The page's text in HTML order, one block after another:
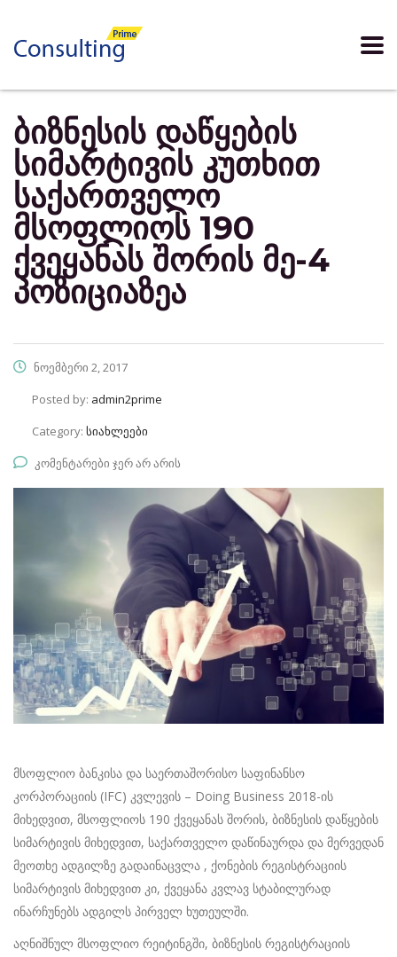
ბიზნესის დაწყების
სიმარტივის კუთხით
საქართველო
მსოფლიოს 190
ქვეყანას შორის მე-4
პოზიციაზეა
ნოემბერი 2, 2017
Posted by: admin2prime
Category: სიახლეები
კომენტარები ჯერ არ არის
მსოფლიო ბანკისა და საერთაშორისო საფინანსო
კორპორაციის (IFC) კვლევის – Doing Business 2018-ის
მიხედვით, მსოფლიოს 190 ქვეყანას შორის, ბიზნესის დაწყების
სიმარტივის მიხედვით, საქართველო დაწინაურდა და მერვედან
მეოთხე ადგილზე გადაინაცვლა , ქონების რეგისტრაციის
სიმარტივის მიხედვით კი, ქვეყანა კვლავ სტაბილურად
ინარჩუნებს ადგილს პირველ ხუთეულში.
აღნიშნულ მსოფლიო რეიტინგში, ბიზნესის რეგისტრაციის